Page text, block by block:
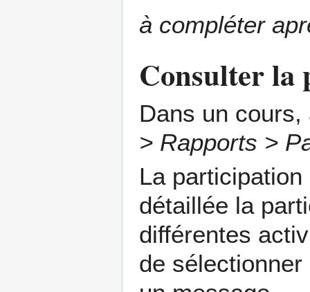
à compléter
Consulter la
Dans un
> Rapports >
La
détaillée la
différentes
de